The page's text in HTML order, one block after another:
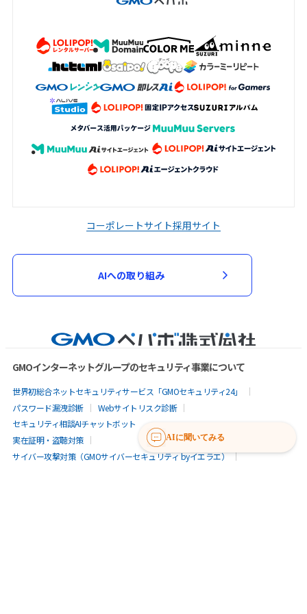
コーポレートサイト採用サイト
AIへの取り組み
GMOインターネットグループのセキュリティ事業について
世界初総合ネットセキュリティサービス「GMOセキュリティ24」
パスワード漏洩診断
Webサイトリスク診断
セキュリティ相談AIチャットボット
実在証明・盗聴対策
サイバー攻撃対策（GMOサイバーセキュリティ byイエラエ）
AIに聞いてみる